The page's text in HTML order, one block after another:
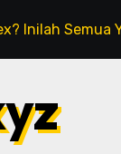
Inilah Semua